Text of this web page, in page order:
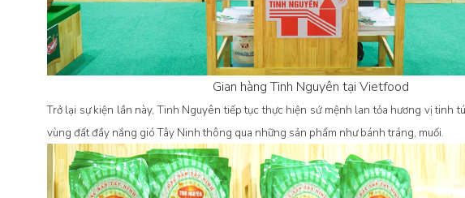
Gian hàng Tinh Nguyên tại Vietfood
Trở lại sự kiện lần này, Tinh Nguyên tiếp tục thực hiện sứ mệnh lan tỏa hương vị tinh
vùng đất đầy nắng gió Tây Ninh thông qua những sản phẩm như bánh tráng, muối.